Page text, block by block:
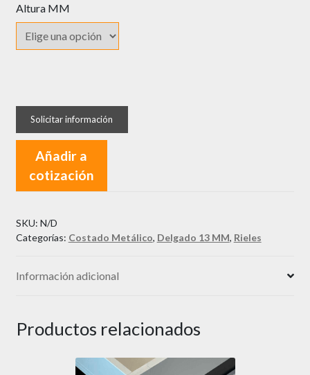
Altura MM
Advanced
Frente
cantidad
Añadir a
cotización
SKU: N/D
Categorías: Costado Metálico, Delgado 13 MM, Rieles
Información adicional
Productos relacionados